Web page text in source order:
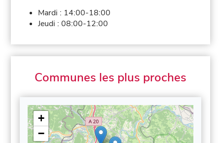
Mardi : 14:00-18:00
Jeudi :08:00-12:00
Communes les plus proches
+
−